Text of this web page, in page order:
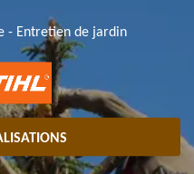
- Entretien de jardin